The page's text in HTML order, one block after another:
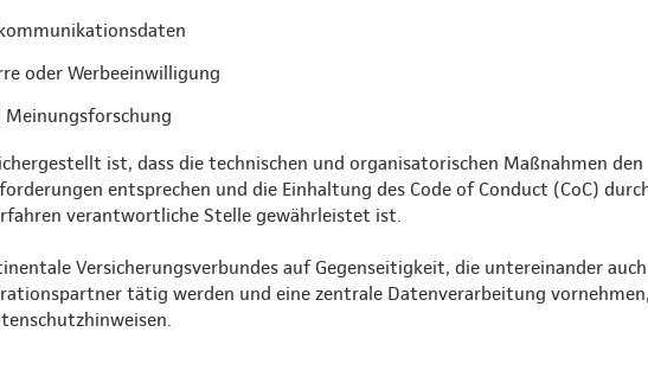
oder Werbeeinwilligung
ist, dass die technischen und organisatorischen Maßnahmen den
entsprechen und die Einhaltung des Code of Conduct (CoC)
verantwortliche Stelle gewährleistet ist.
Versicherungsverbundes auf Gegenseitigkeit, die untereinander
tätig werden und eine zentrale Datenverarbeitung vornehmen,